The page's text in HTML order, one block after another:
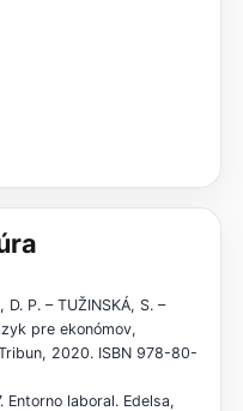
D. P. – TUŽINSKÁ, S. –
pre ekonómov,
2020. ISBN 978-80-
Entorno laboral. Edelsa,